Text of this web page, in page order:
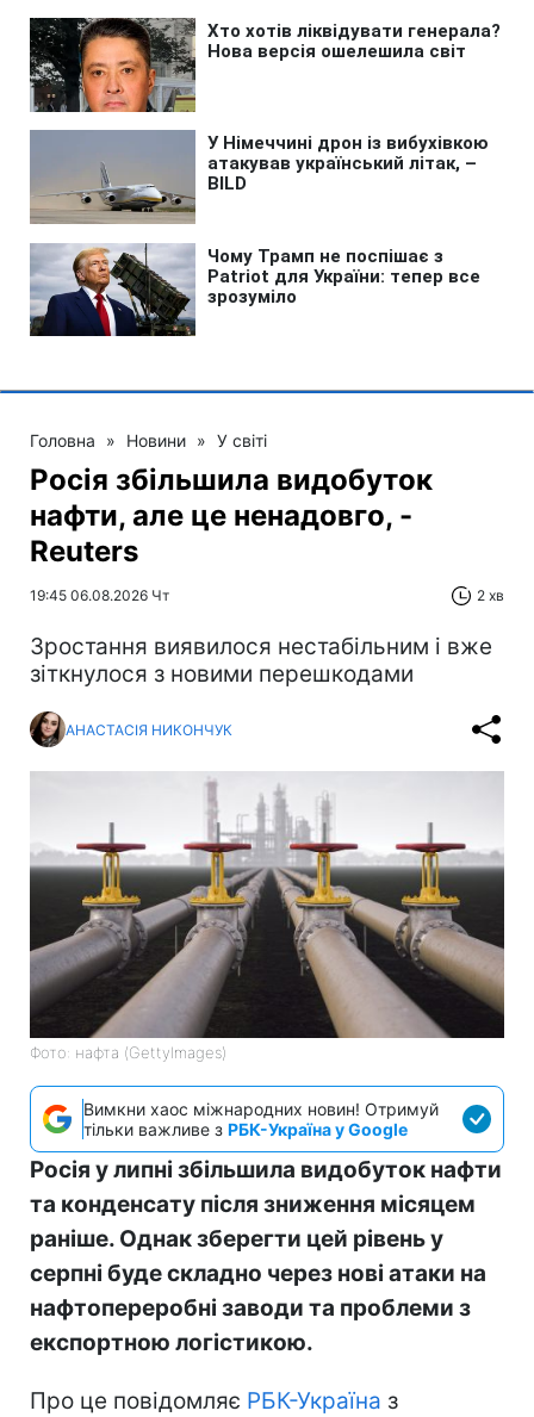
Головна » Новини » У світі
Росія збільшила видобуток
нафти, але це ненадовго, -
Reuters
19:45 06.08.2026 Чт 2 хв
Зростання виявилося нестабільним і вже
зіткнулося з новими перешкодами
АНАСТАСІЯ НИКОНЧУК
Фото: нафта (GettyImages)
Вимкни хаос міжнародних новин! Отримуй
тільки важливе з РБК-Україна у Google
Росія у липні збільшила видобуток нафти
та конденсату після зниження місяцем
раніше. Однак зберегти цей рівень у
серпні буде складно через нові атаки на
нафтопереробні заводи та проблеми з
експортною логістикою.
Про це повідомляє РБК-Україна з